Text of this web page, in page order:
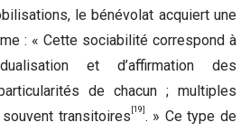
le bénévolat acquiert une
: « Cette sociabilité correspond à
et d’affirmation des
de chacun ; multiples
transitoires [19] . » Ce type de